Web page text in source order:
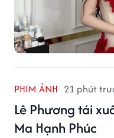
PHIM ẢNH 21 phút
Lê Phương tái
Ma Hạnh Phúc